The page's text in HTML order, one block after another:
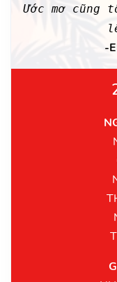
Ước mơ
-